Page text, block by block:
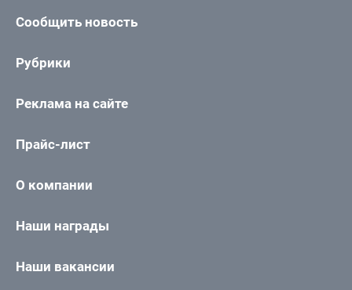
Сообщить новость
Рубрики
Реклама на сайте
Прайс-лист
О компании
Наши награды
Наши вакансии